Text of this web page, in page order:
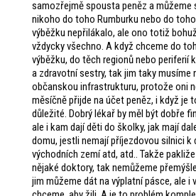
samozřejmě spousta peněz a můžeme
nikoho do toho Rumburku nebo do
výběžku nepřilákalo, ale ono totiž
vždycky všechno. A když chceme do
výběžku, do těch regionů nebo periferií
a zdravotní sestry, tak jim taky musíme
občanskou infrastrukturu, protože oni
měsíčně přijde na účet peněz, i když je
důležité. Dobrý lékař by měl být dobře
ale i kam dají děti do školky, jak mají
domu, jestli nemají příjezdovou silnici k
východních zemí atd, atd.. Takže
nějaké doktory, tak nemůžeme
jim můžeme dát na výplatní pásce, ale i